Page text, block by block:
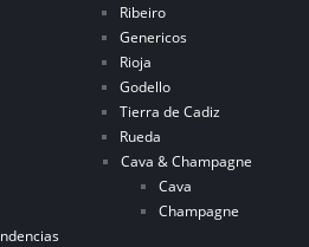
Ribeiro
Genericos
Rioja
Godello
Tierra de Cadiz
Rueda
Cava & Champagne
Cava
Champagne